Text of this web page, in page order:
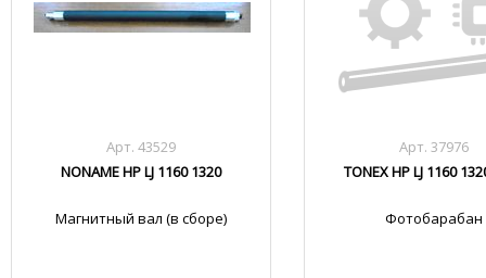
Арт. 43529
NONAME HP LJ 1160 1320
Магнитный вал (в сборе)
Арт. 37976
TONEX HP LJ 1160
Фотобарабан